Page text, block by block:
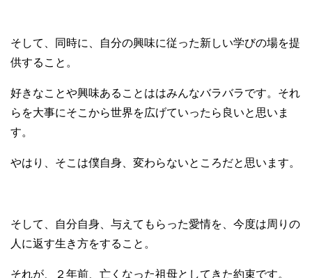
そして、同時に、自分の興味に従った新しい学びの場を提
供すること。
好きなことや興味あることははみんなバラバラです。それ
らを大事にそこから世界を広げていったら良いと思いま
す。
やはり、そこは僕自身、変わらないところだと思います。
そして、自分自身、与えてもらった愛情を、今度は周りの
人に返す生き方をすること。
それが、２年前、亡くなった祖母としてきた約束です。